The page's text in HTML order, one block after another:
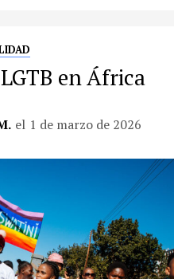
en África
el 1 de marzo de 2026